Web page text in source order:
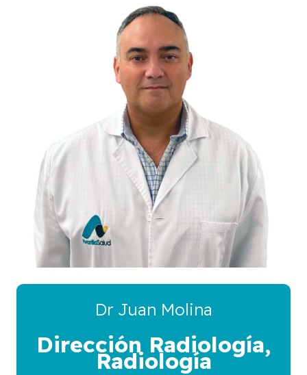
Dr Juan Molina
Dirección Radiología,
Radiología